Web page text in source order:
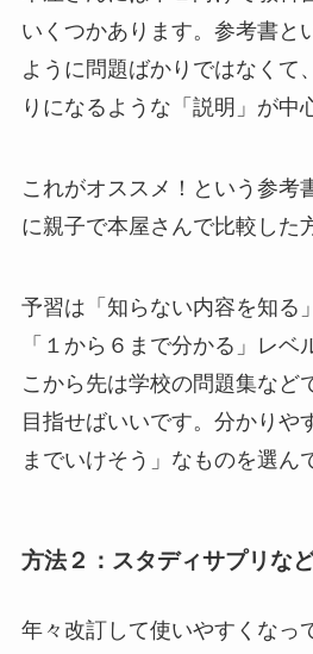
いくつかあります。参考書と
ように問題ばかりではなくて
りになるような「説明」が中
これがオススメ！という参考
に親子で本屋さんで比較した
予習は「知らない内容を知る
「１から６まで分かる」レベ
こから先は学校の問題集など
目指せばいいです。分かりや
までいけそう」なものを選ん
方法２：スタディサプリな
年々改訂して使いやすくなっ